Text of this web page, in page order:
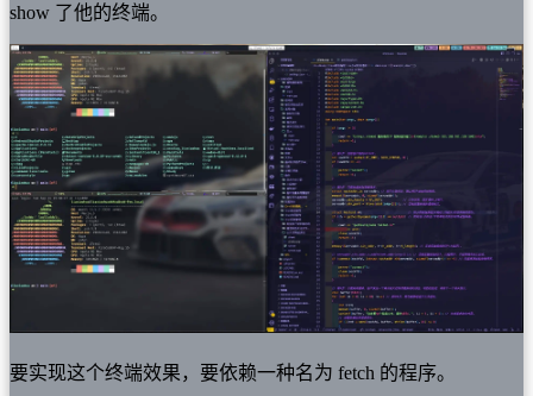
show 了他的终端。
要实现这个终端效果，要依赖一种名为 fetch 的程序。